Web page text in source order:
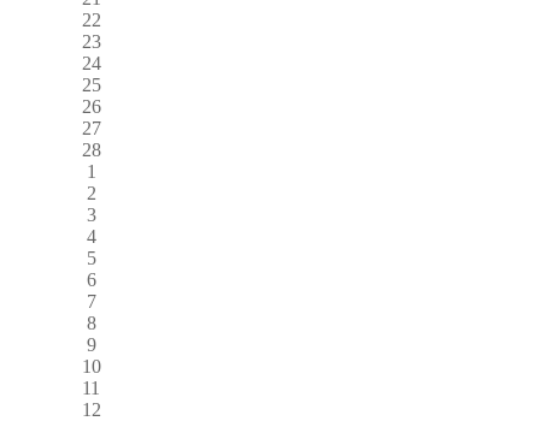
22
23
24
25
26
27
28
1
2
3
4
5
6
7
8
9
10
11
12